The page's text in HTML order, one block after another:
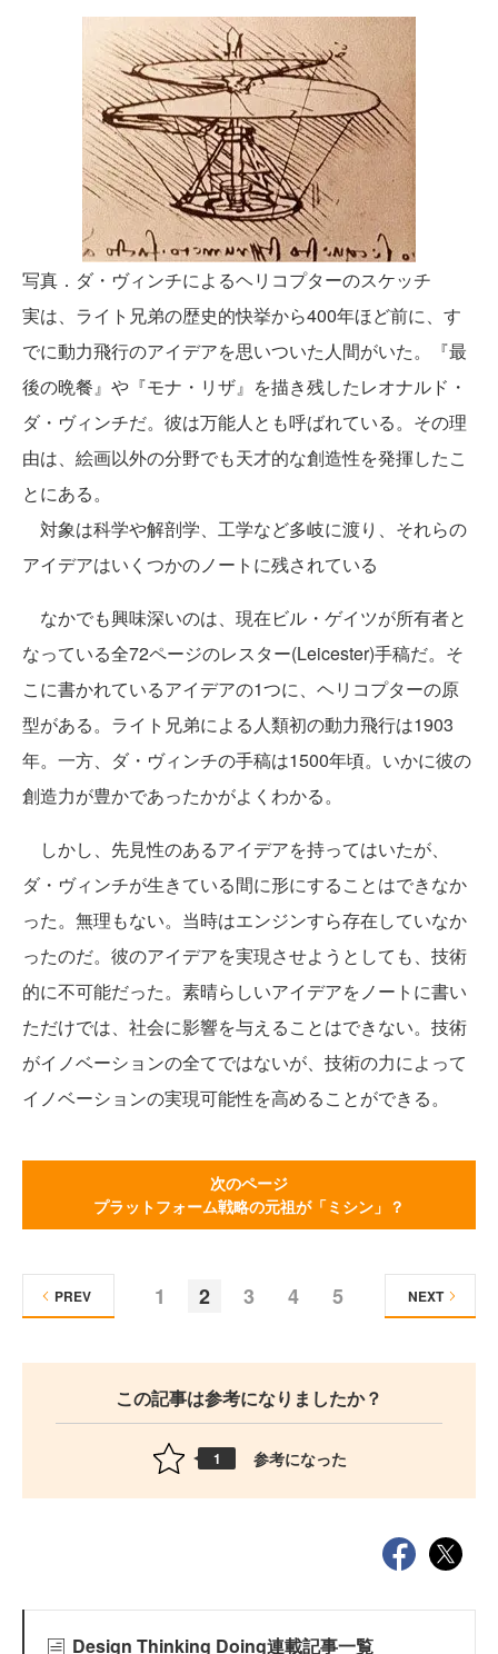
写真．ダ・ヴィンチによるヘリコプターのスケッチ
実は、ライト兄弟の歴史的快挙から400年ほど前に、す
でに動力飛行のアイデアを思いついた人間がいた。『最
後の晩餐』や『モナ・リザ』を描き残したレオナルド・
ダ・ヴィンチだ。彼は万能人とも呼ばれている。その理
由は、絵画以外の分野でも天才的な創造性を発揮したこ
とにある。
対象は科学や解剖学、工学など多岐に渡り、それらの
アイデアはいくつかのノートに残されている
なかでも興味深いのは、現在ビル・ゲイツが所有者と
なっている全72ページのレスター(Leicester)手稿だ。そ
こに書かれているアイデアの1つに、ヘリコプターの原
型がある。ライト兄弟による人類初の動力飛行は1903
年。一方、ダ・ヴィンチの手稿は1500年頃。いかに彼の
創造力が豊かであったかがよくわかる。
しかし、先見性のあるアイデアを持ってはいたが、
ダ・ヴィンチが生きている間に形にすることはできなか
った。無理もない。当時はエンジンすら存在していなか
ったのだ。彼のアイデアを実現させようとしても、技術
的に不可能だった。素晴らしいアイデアをノートに書い
ただけでは、社会に影響を与えることはできない。技術
がイノベーションの全てではないが、技術の力によって
イノベーションの実現可能性を高めることができる。
次のページ
プラットフォーム戦略の元祖が「ミシン」？
1 2 3 4 5
PREV NEXT
この記事は参考になりましたか？
1 参考になった
Design Thinking Doing連載記事一覧